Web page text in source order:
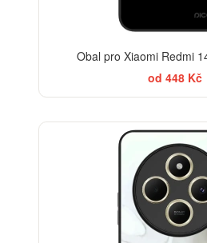
Obal pro Xiaomi Redmi
od 448 Kč